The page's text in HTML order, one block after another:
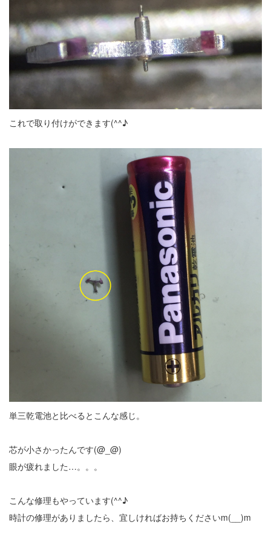
これで取り付けができます(^^♪
単三乾電池と比べるとこんな感じ。
芯が小さかったんです(@_@)
眼が疲れました…。。。
こんな修理もやっています(^^♪
時計の修理がありましたら、宜しければお持ちくださいm(__)m